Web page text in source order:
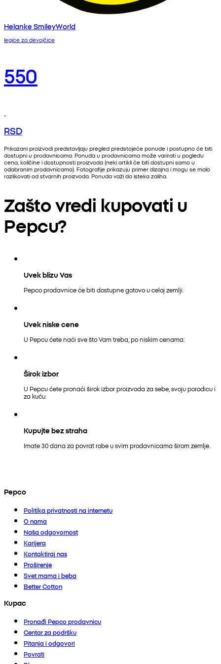
Helanke SmileyWorld
legice za devojčice
550
RSD
Prikazani proizvodi predstavljaju pregled predstojeće ponude i postupno će biti
dostupni u prodavnicama. Ponuda u prodavnicama može varirati u pogledu
cena, količine i dostupnosti proizvoda (neki artikli će biti dostupni samo u
odabranim prodavnicama). Fotografije prikazuju primer dizajna i mogu se malo
razlikovati od stvarnih proizvoda. Ponuda važi do isteka zaliha.
Zašto vredi kupovati u
Pepcu?
Uvek blizu Vas
Pepco prodavnice će biti dostupne gotovo u celoj zemlji.
Uvek niske cene
U Pepcu ćete naći sve što Vam treba, po niskim cenama.
Širok izbor
U Pepcu ćete pronaći širok izbor proizvoda za sebe, svoju porodicu i
za kuću.
Kupujte bez straha
Imate 30 dana za povrat robe u svim prodavnicama širom zemlje.
Pepco
Politika privatnosti na internetu
O nama
Naša odgovornost
Karijera
Kontaktiraj nas
Proširenje
Svet mama i beba
Better Cotton
Kupac
Pronađi Pepco prodavnicu
Centar za podršku
Pitanja i odgovori
Povrati